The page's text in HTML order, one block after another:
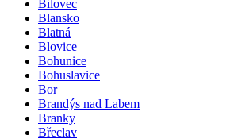
Bílovec
Blansko
Blatná
Blovice
Bohunice
Bohuslavice
Bor
Brandýs nad Labem
Branky
Břeclav